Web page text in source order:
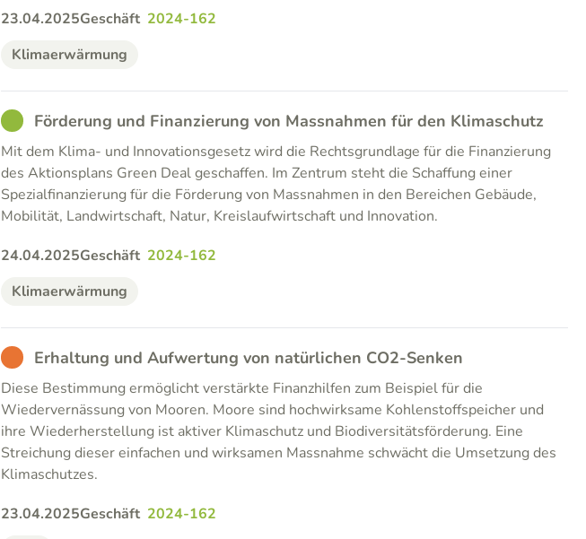
23.04.2025Geschäft 2024-162
Klimaerwärmung
GOODFörderung und Finanzierung von Massnahmen für den Klimaschutz
Mit dem Klima- und Innovationsgesetz wird die Rechtsgrundlage für die Finanzierung
des Aktionsplans Green Deal geschaffen. Im Zentrum steht die Schaffung einer
Spezialfinanzierung für die Förderung von Massnahmen in den Bereichen Gebäude,
Mobilität, Landwirtschaft, Natur, Kreislaufwirtschaft und Innovation.
24.04.2025Geschäft 2024-162
Klimaerwärmung
BAD Erhaltung und Aufwertung von natürlichen CO2-Senken
Diese Bestimmung ermöglicht verstärkte Finanzhilfen zum Beispiel für die
Wiedervernässung von Mooren. Moore sind hochwirksame Kohlenstoffspeicher und
ihre Wiederherstellung ist aktiver Klimaschutz und Biodiversitätsförderung. Eine
Streichung dieser einfachen und wirksamen Massnahme schwächt die Umsetzung des
Klimaschutzes.
23.04.2025Geschäft 2024-162